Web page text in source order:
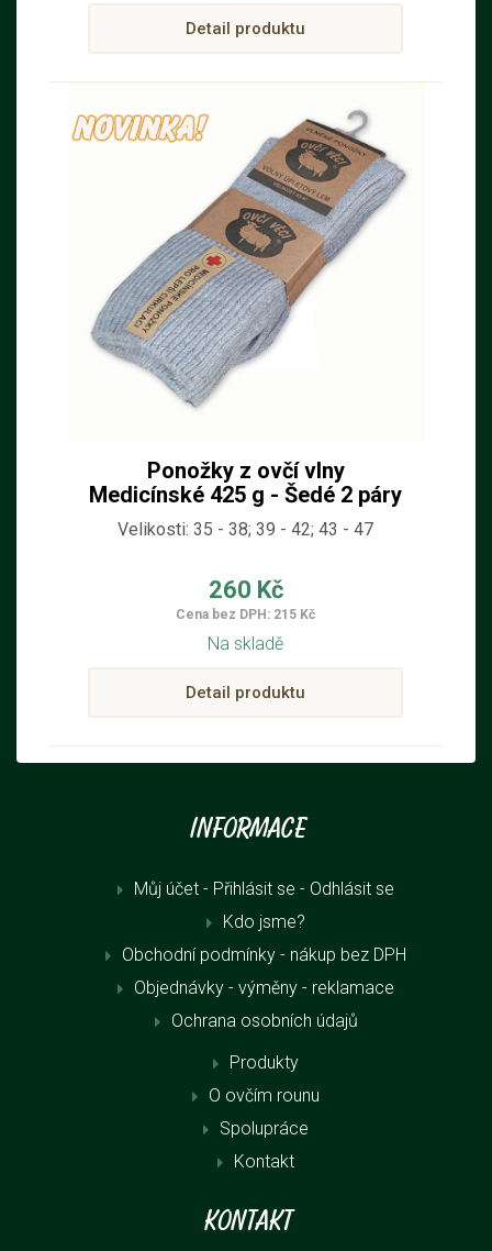
Detail produktu
Ponožky z ovčí vlny
Medicínské 425 g - Šedé 2 páry
Velikosti: 35 - 38; 39 - 42; 43 - 47
260 Kč
Cena bez DPH: 215 Kč
Na skladě
Detail produktu
Informace
Můj účet - Přihlásit se - Odhlásit se
Kdo jsme?
Obchodní podmínky - nákup bez DPH
Objednávky - výměny - reklamace
Ochrana osobních údajů
Produkty
O ovčím rounu
Spolupráce
Kontakt
Kontakt